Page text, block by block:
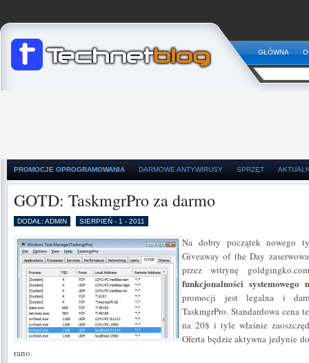
GŁÓWNA
PROMOCJE OPROGRAMOWANIA DARMOWE ANTYWIRUSY SPRZĘT
GOTD: TaskmgrPro za darmo
DODAŁ: ADMIN SIERPIEŃ - 1 - 2011
Na dobry początek nowego
Giveaway of the Day
przez witrynę
funkcjonalności systemowego
promocji jest legalna i
TaskmgrPro. Standardowa cena
na 20$ i tyle właśnie
Oferta będzie aktywna jedynie
rano.